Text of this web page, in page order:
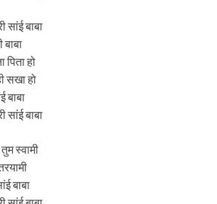
सांई बाबा
पिता हो
सखा हो
बाबा
सांई बाबा
स्वामी
बाबा